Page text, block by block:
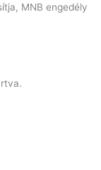
MNB engedély